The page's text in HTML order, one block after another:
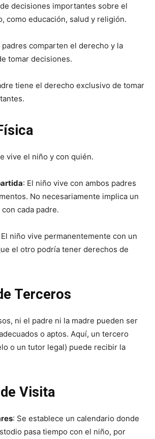
decisiones importantes sobre el
como educación, salud y religión.
padres comparten el derecho y la
tomar decisiones.
tiene el derecho exclusivo de tomar
vive el niño y con quién.
: El niño vive con ambos padres
No necesariamente implica un
cada padre.
El niño vive permanentemente con un
el otro podría tener derechos de
Terceros
ni el padre ni la madre pueden ser
o aptos. Aquí, un tercero
o un tutor legal) puede recibir la
Visita
: Se establece un calendario donde
pasa tiempo con el niño, por